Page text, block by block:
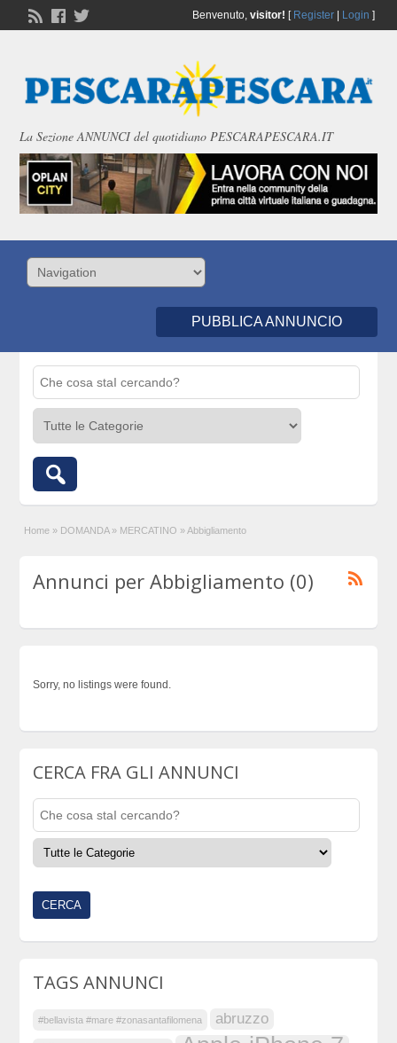
Benvenuto, visitor! [ Register| Login ]
La Sezione ANNUNCI del quotidiano PESCARAPESCARA.IT
PUBBLICA ANNUNCIO
Home » DOMANDA » MERCATINO » Abbigliamento
Annunci per Abbigliamento (0)
Sorry, no listings were found.
CERCA FRA GLI ANNUNCI
TAGS ANNUNCI
#bellavista #mare #zonasantafilomena
abruzzo